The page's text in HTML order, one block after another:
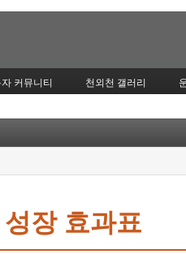
커뮤니티 천외천 갤러리
장 효과표